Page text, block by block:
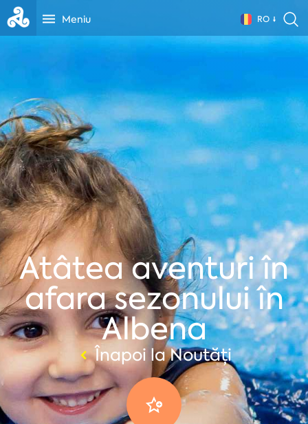
Meniu RO
Atâtea aventuri în
afara sezonului în
Albena
Înapoi la Noutăți